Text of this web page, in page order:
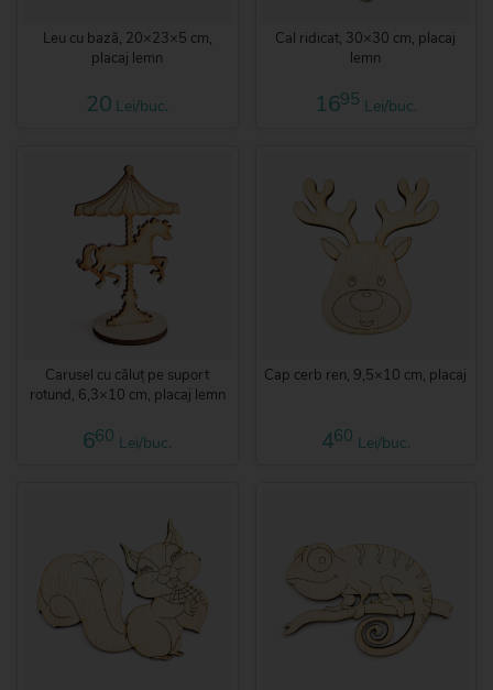
Leu cu bază, 20×23×5 cm,
placaj lemn
20 Lei/buc.
Cal ridicat, 30×30 cm, placaj
lemn
1695 Lei/buc.
Carusel cu căluț pe suport
rotund, 6,3×10 cm, placaj lemn
660 Lei/buc.
Cap cerb ren, 9,5×10 cm, placaj
460 Lei/buc.